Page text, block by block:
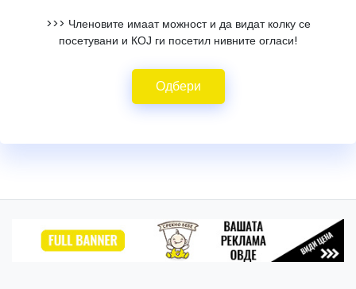
>>> Членовите имаат можност и да видат колку се
посетувани и КОЈ ги посетил нивните огласи!
Одбери